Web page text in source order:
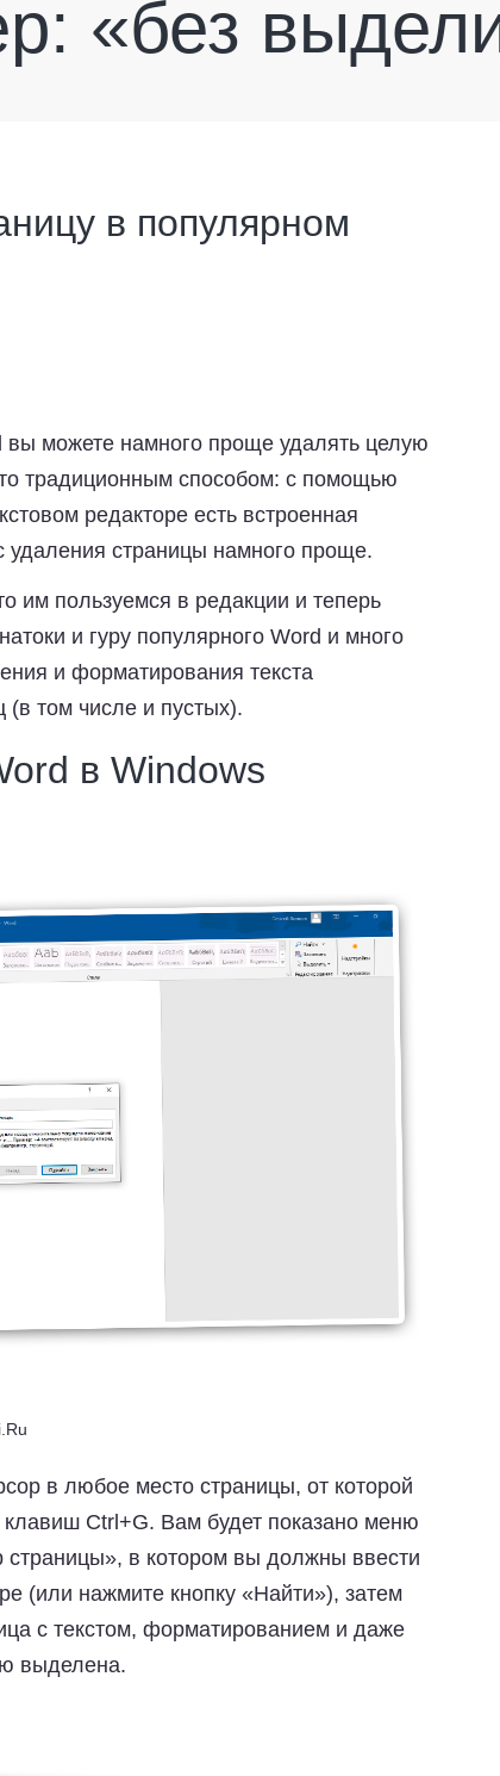
«без
в популярном
вы можете намного проще удалять целую
традиционным способом: с помощью
редакторе есть встроенная
удаления страницы намного проще.
им пользуемся в редакции и теперь
и гуру популярного Word и много
и форматирования текста
(в том числе и пустых).
в Windows
в любое место страницы, от которой
клавиш Ctrl+G. Вам будет показано меню
в котором вы должны ввести
(или нажмите кнопку «Найти»), затем
с текстом, форматированием и даже
выделена.